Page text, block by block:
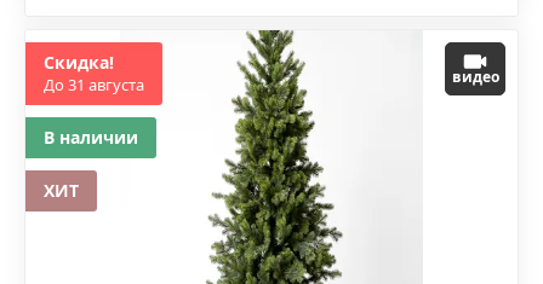
видео
Скидка!
До 31 августа
В наличии
ХИТ